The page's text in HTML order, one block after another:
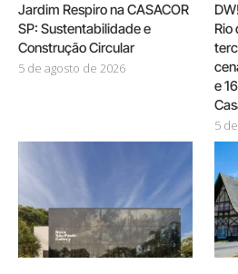
Jardim Respiro na CASACOR
SP: Sustentabilidade e
Construção Circular
5 de agosto de 2026
Rio
e
5